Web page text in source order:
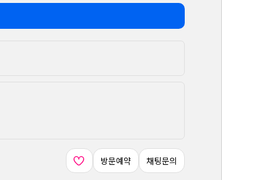
방문예약 채팅문의